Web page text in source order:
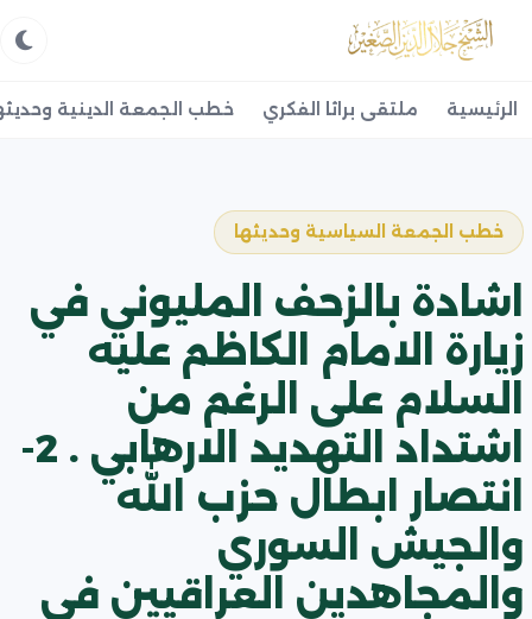
الرئيسية ملتقى براثا الفكري خطب الجمعة الدينية
خطب الجمعة السياسية وحديثها
اشادة بالزحف المليوني في
زيارة الامام الكاظم عليه
السلام على الرغم من
اشتداد التهديد الارهابي . 2-
انتصار ابطال حزب الله
والجيش السوري
والمجاهدين العراقيين في